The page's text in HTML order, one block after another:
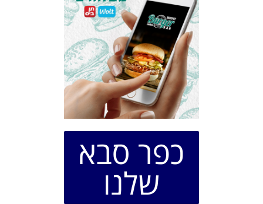
כפר סבא
שלנו